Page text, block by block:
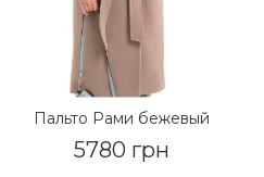
Пальто Рами бежевый
5780 грн